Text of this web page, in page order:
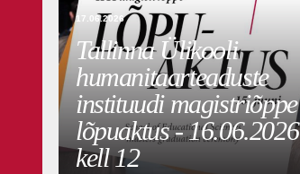
17.06.2026
Tallinna Ülikooli
humanitaarteaduste
instituudi magistriõppe
lõpuaktus - 16.06.2026
kell 12